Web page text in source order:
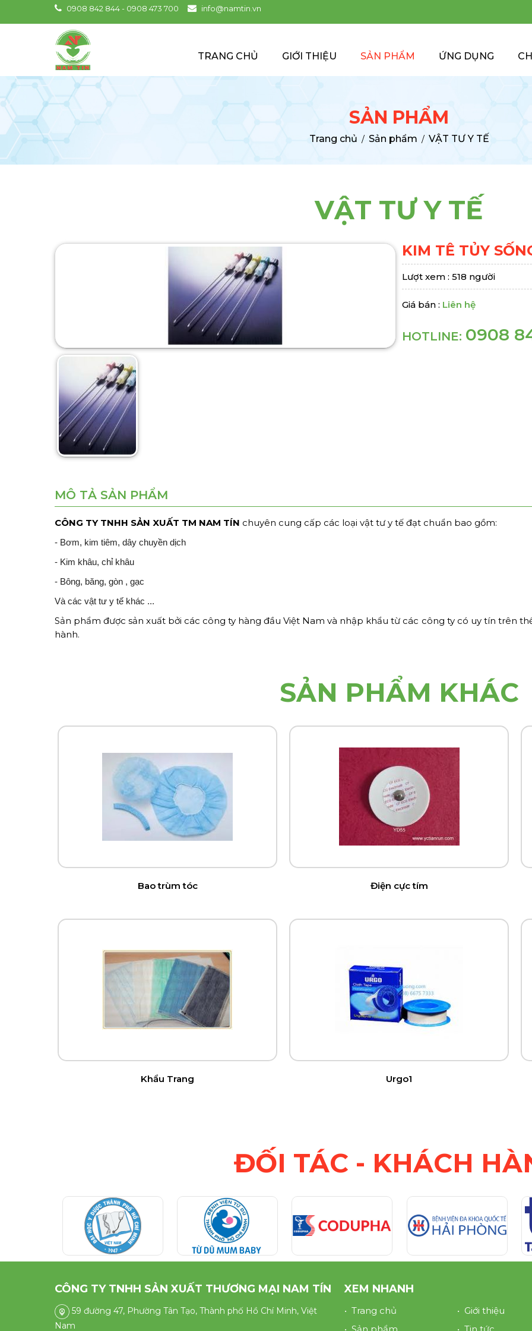
0908 842 844 - 0908 473 700 info@namtin.vn
TRANG CHỦ GIỚI THIỆU SẢN PHẨM ỨNG DỤNG
SẢN PHẨM
Trang chủ / Sản phẩm / VẬT TƯ Y TẾ
VẬT TƯ Y TẾ
KIM TÊ TỦY
Lượt xem : 518 người
Giá bán : Liên hệ
HOTLINE: 0908
MÔ TẢ SẢN PHẨM
CÔNG TY TNHH SẢN XUẤT TM NAM TÍN chuyên cung cấp các loại vật tư y tế đạt chuẩn bao gồm:
- Bơm, kim tiêm, dây chuyền dịch
- Kim khâu, chỉ khâu
- Bông, băng, gòn , gạc
Và các vật tư y tế khác ...
Sản phẩm được sản xuất bởi các công ty hàng đầu Việt Nam và nhập khẩutừ các công ty có uy tín trên
hành.
SẢN PHẨM KHÁC
Bao trùm tóc Điện cực tím
Khẩu Trang Urgo1
ĐỐI TÁC - KHÁCH
CÔNG TY TNHH SẢN XUẤT THƯƠNG MẠI NAM TÍN
59 đường 47, Phường Tân Tạo, Thành phố Hồ Chí Minh, Việt
Nam
XEM NHANH
• Trang chủ
• Giới thiệu
• Sản phẩm
• Tin tức